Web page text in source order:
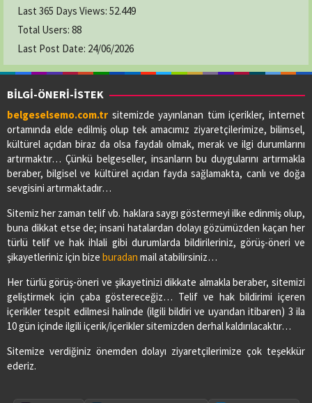
Last 365 Days Views: 52.449
Total Users: 88
Last Post Date: 24/06/2026
BİLGİ-ÖNERİ-İSTEK
belgeselsemo.com.tr sitemizde yayınlanan tüm içerikler, internet
ortamında elde edilmiş olup tek amacımız ziyaretçilerimize, bilimsel,
kültürel açıdan biraz da olsa faydalı olmak, merak ve ilgi durumlarını
artırmaktır… Çünkü belgeseller, insanların bu duygularını artırmakla
beraber, bilgisel ve kültürel açıdan fayda sağlamakta, canlı ve doğa
sevgisini artırmaktadır…
Sitemiz her zaman telif vb. haklara saygı göstermeyi ilke edinmiş olup,
buna dikkat etse de; insani hatalardan dolayı gözümüzden kaçan her
türlü telif ve hak ihlali gibi durumlarda bildirileriniz, görüş-öneri ve
şikayetleriniz için bize buradan mail atabilirsiniz…
Her türlü görüş-öneri ve şikayetinizi dikkate almakla beraber, sitemizi
geliştirmek için çaba göstereceğiz… Telif ve hak bildirimi içeren
içerikler tespit edilmesi halinde (ilgili bildiri ve uyarıdan itibaren) 3 ila
10 gün içinde ilgili içerik/içerikler sitemizden derhal kaldırılacaktır…
Sitemize verdiğiniz önemden dolayı ziyaretçilerimize çok teşekkür
ederiz.